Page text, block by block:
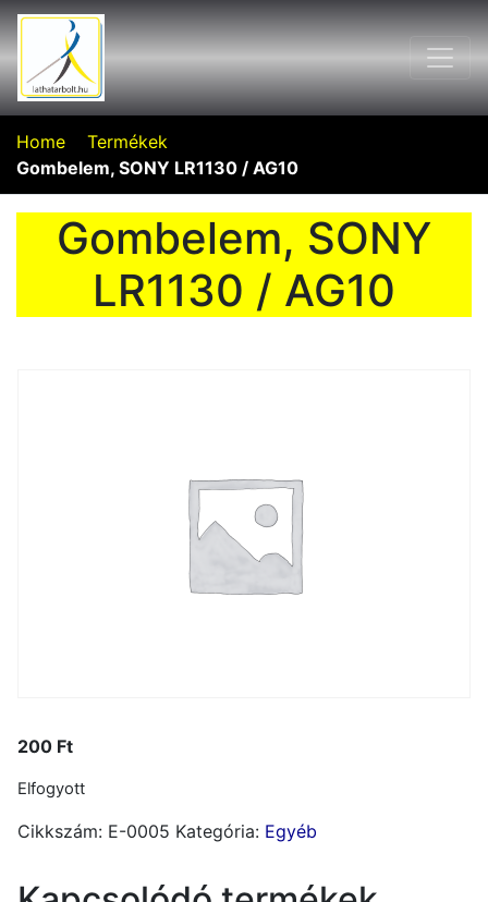
Home
Termékek
Gombelem, SONY LR1130 / AG10
Gombelem, SONY
LR1130 / AG10
200 Ft
Elfogyott
Cikkszám: E-0005 Kategória: Egyéb